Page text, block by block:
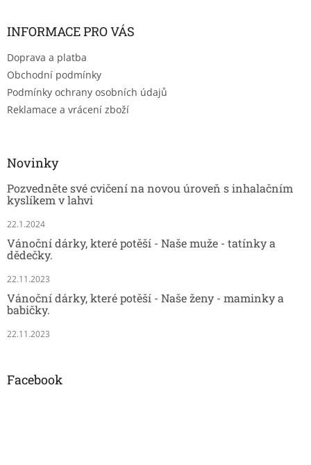
INFORMACE PRO VÁS
Doprava a platba
Obchodní podmínky
Podmínky ochrany osobních údajů
Reklamace a vrácení zboží
Novinky
Pozvedněte své cvičení na novou úroveň s inhalačním
kyslíkem v lahvi
22.1.2024
Vánoční dárky, které potěší - Naše muže - tatínky a
dědečky.
22.11.2023
Vánoční dárky, které potěší - Naše ženy - maminky a
babičky.
22.11.2023
Facebook